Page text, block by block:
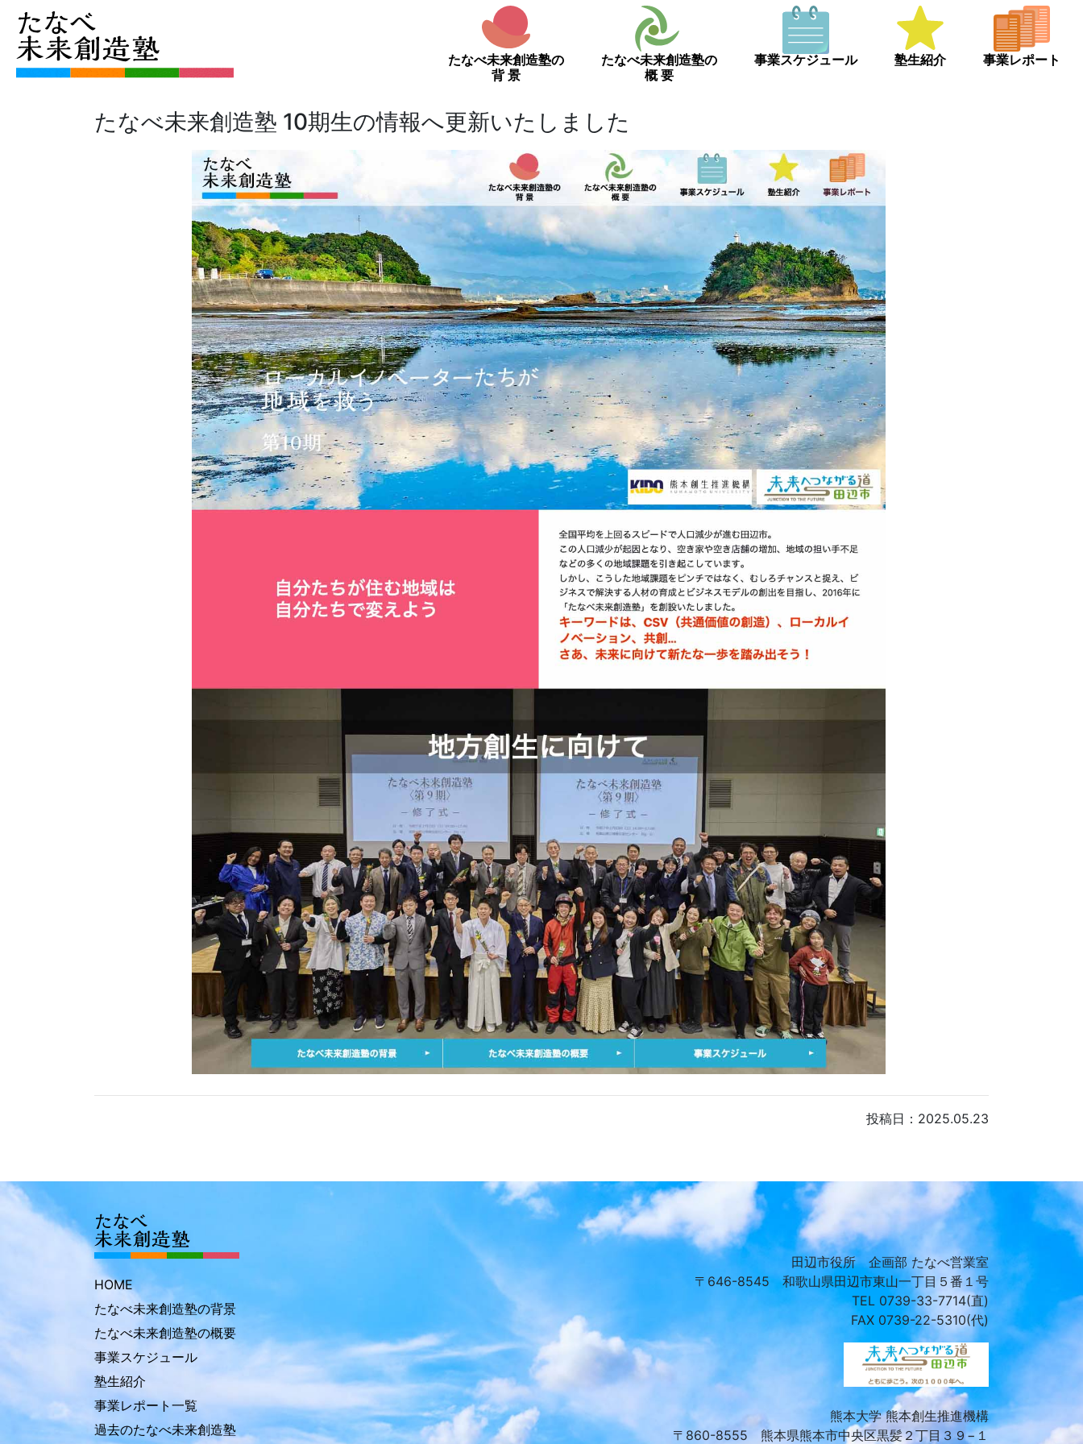
たなべ未来創造塾の
背 景
たなべ未来創造塾の
概 要
事業スケジュール 塾生紹介 事業レポート
たなべ未来創造塾 10期生の情報へ更新いたしました
投稿日：2025.05.23
HOME
たなべ未来創造塾の背景
たなべ未来創造塾の概要
事業スケジュール
塾生紹介
事業レポート一覧
過去のたなべ未来創造塾
田辺市役所 企画部 たなべ営業室
〒646-8545 和歌山県田辺市東山一丁目５番１号
TEL 0739-33-7714(直)
FAX 0739-22-5310(代)
熊本大学 熊本創生推進機構
〒860-8555 熊本県熊本市中央区黒髪２丁目３９−１